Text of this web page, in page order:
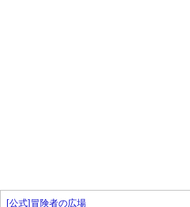
[公式]冒険者の広場